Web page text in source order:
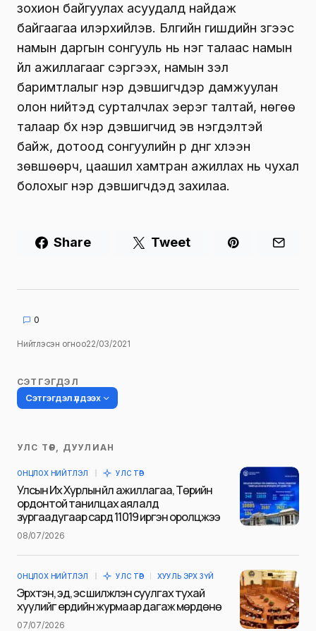
зохион байгуулах асуудалд найдаж
байгаагаа илэрхийлэв. Бүлгийн гишүүдийн зүгээс
намын даргын сонгууль нь нэг талаас намын
үйл ажиллагааг сэргээх, намын үзэл
баримтлалыг нэр дэвшигчдэр дамжуулан
олон нийтэд сурталчлах эерэг талтай, нөгөө
талаар бүх нэр дэвшигчид эв нэгдэлтэй
байж, дотоод сонгуулийн үр дүнг хүлээн
зөвшөөрч, цаашил хамтран ажиллах нь чухал
болохыг нэр дэвшигчдэд захилаа.
Share Tweet
0
Нийтлэсэн огноо22/03/2021
СЭТГЭГДЭЛ
Сэтгэгдэл үлдээх
Таны имэйл хаягийг нийтлэхгүй.
тэмдэглэсэн
Name
УЛС ТӨР, ДУУЛИАН
ОНЦЛОХ НИЙТЛЭЛ УЛС ТӨР
Улсын Их Хурлын үйл ажиллагаа, Төрийн
ордонтой танилцах аялалд
зургаадугаар сард 11019 иргэн оролцжээ
08/07/2026
ОНЦЛОХ НИЙТЛЭЛ УЛС ТӨР ХУУЛЬ ЭРХ ЗҮЙ
Эрхтэн, эд, эс шилжүүлэн суулгах тухай
хуулийг ердийн журмаар дагаж мөрдөнө
07/07/2026